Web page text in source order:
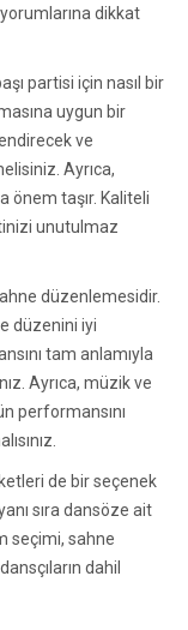
dikkat
partisi için nasıl bir
uygun bir
ve
Ayrıca,
önem taşır. Kaliteli
unutulmaz
düzenlemesidir.
düzenini iyi
tam anlamıyla
Ayrıca, müzik ve
performansını
de bir seçenek
sıra dansöze ait
seçimi, sahne
dahil